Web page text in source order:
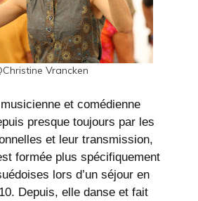
Vrancken
et comédienne
presque toujours par les
et leur transmission,
formée plus spécifiquement
lors d’un séjour en
Depuis, elle danse et fait